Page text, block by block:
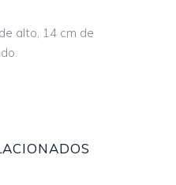
alto, 14 cm de